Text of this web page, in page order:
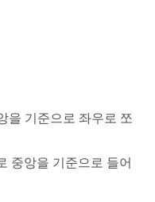
을 기준으로 좌우로 쪼
중앙을 기준으로 들어